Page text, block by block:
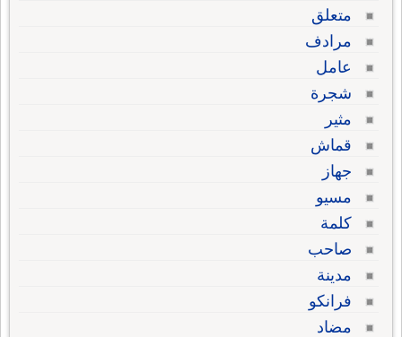
متعلق
مرادف
عامل
شجرة
مثير
قماش
جهاز
مسيو
كلمة
صاحب
مدينة
فرانكو
مضاد